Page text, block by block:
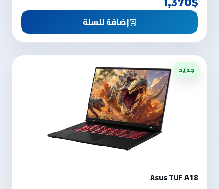
1,370$
إضافة للسلة
جديد
Asus TUF A18